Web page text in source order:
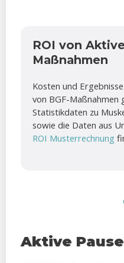
ROI von
Maßnahmen
Kosten und
von BGF-Maßnahmen
Statistikdaten zu
sowie die Daten aus
ROI Musterrechnung
Aktive